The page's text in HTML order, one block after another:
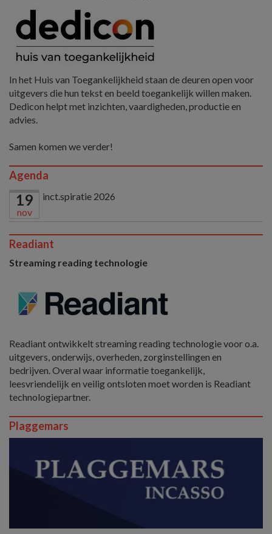
In het Huis van Toegankelijkheid staan de deuren open voor
uitgevers die hun tekst en beeld toegankelijk willen maken.
Dedicon helpt met inzichten, vaardigheden, productie en
advies.
Samen komen we verder!
Agenda
19
nov
inct.spiratie 2026
Readiant
Streaming reading technologie
Readiant ontwikkelt streaming reading technologie voor o.a.
uitgevers, onderwijs, overheden, zorginstellingen en
bedrijven. Overal waar informatie toegankelijk,
leesvriendelijk en veilig ontsloten moet worden is Readiant
technologiepartner.
Plaggemars